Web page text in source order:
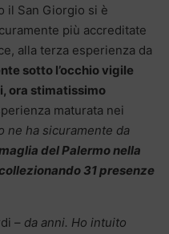
il San Giorgio si è
più accreditate
alla terza esperienza da
sotto l’occhio vigile
ora stimatissimo
maturata nei
ne ha sicuramente da
del Palermo nella
31 presenze
– da anni. Ho intuito